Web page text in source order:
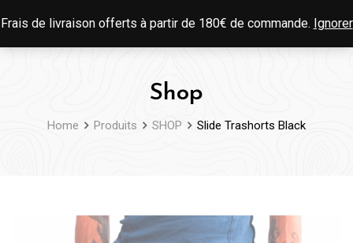
Frais de livraison offerts à partir de 180€ de commande. Ignorer
to
content
Shop
Home Produits SHOP Slide Trashorts Black